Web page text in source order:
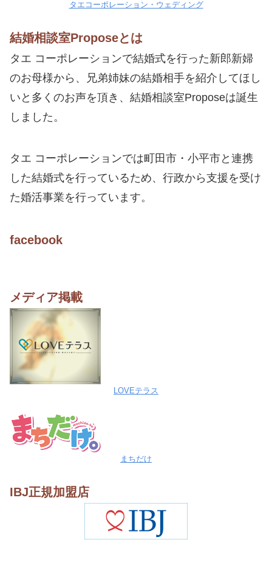
タエコーポレーション・ウェディング
結婚相談室Proposeとは
タエ コーポレーションで結婚式を行った新郎新婦
のお母様から、兄弟姉妹の結婚相手を紹介してほし
いと多くのお声を頂き、結婚相談室Proposeは誕生
しました。
タエ コーポレーションでは町田市・小平市と連携
した結婚式を行っているため、行政から支援を受け
た婚活事業を行っています。
facebook
メディア掲載
LOVEテラス
まちだけ
IBJ正規加盟店